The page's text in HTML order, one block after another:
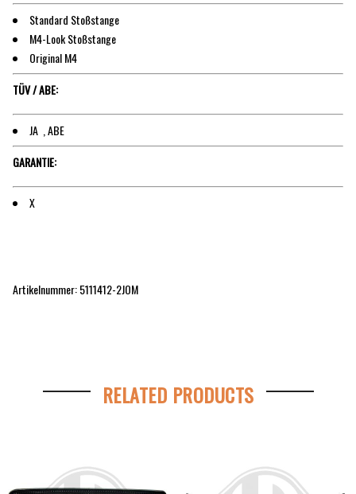
Standard Stoßstange
M4-Look Stoßstange
Original M4
TÜV / ABE:
JA , ABE
GARANTIE:
X
Artikelnummer:5111412-2JOM
RELATED PRODUCTS